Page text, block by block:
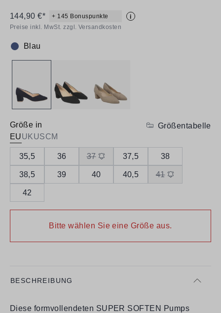
144,90 €* + 145 Bonuspunkte
i
Preise inkl. MwSt. zzgl. Versandkosten
Farbe:
Blau
Größe in
EUUKUSCM
Größentabelle
35,5 36 37 37,5 38
38,5 39 40 40,5 41
42
Bitte wählen Sie eine Größe aus.
BESCHREIBUNG
Diese formvollendeten SUPER SOFTEN Pumps